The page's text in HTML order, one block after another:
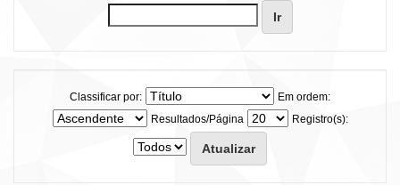
Classificar por:
Em ordem:
Resultados/Página
Registro(s):